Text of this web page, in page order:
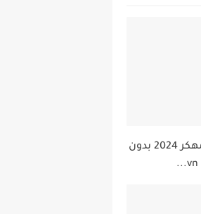
تحميل برنامج Vn مهكر 2024 بدون